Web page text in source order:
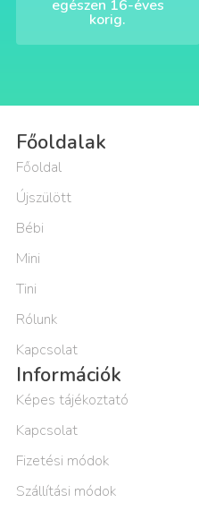
egészen 16-éves
korig.
Főoldalak
Főoldal
Újszülött
Bébi
Mini
Tini
Rólunk
Kapcsolat
Információk
Képes tájékoztató
Kapcsolat
Fizetési módok
Szállítási módok